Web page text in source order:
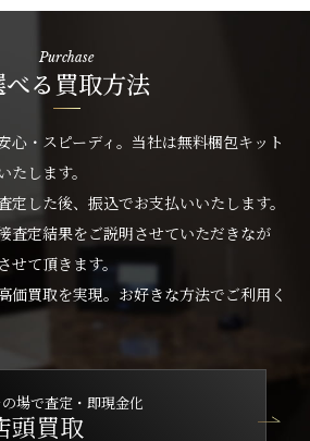
Purchase
べる買取方法
心・スピーディ。当社は無料梱包キット
たします。
定した後、振込でお支払いいたします。
査定結果をご説明させていただきなが
せて頂きます。
価買取を実現。お好きな方法でご利用く
場で査定・即現金化
頭買取